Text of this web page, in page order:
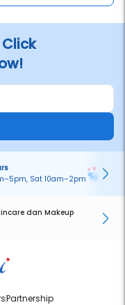
Sat 10am–2pm
dan Makeup
Partnership